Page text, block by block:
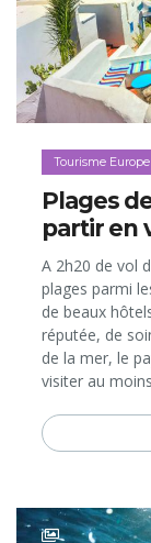
Tourisme
Plages
partir en
A 2h20 de vol
plages parmi
de beaux
réputée, de
de la mer, le
visiter au